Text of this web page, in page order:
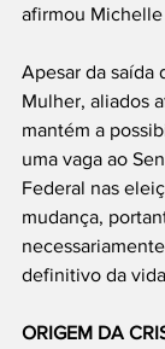
afirmou
Apesar da saída
Mulher, aliados
mantém a
uma vaga ao
Federal nas
mudança,
definitivo da
ORIGEM DA